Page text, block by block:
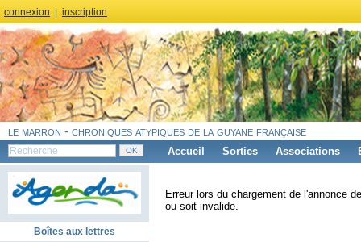
connexion inscription
le marron - chroniques atypiques de la guyane française
Accueil Sorties Associations
Boîtes aux lettres
Erreur lors du chargement de l'annonce
ou soit invalide.